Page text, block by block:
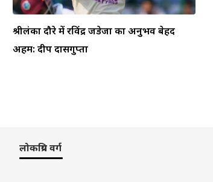
श्रीलंका दौरे में रविंद्र जडेजा का अनुभव बेहद
अहम: दीप दासगुप्ता
लोकप्रिय वर्ग